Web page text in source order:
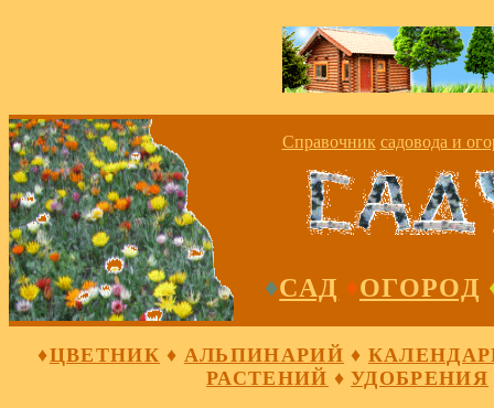
Справочник садовода и
♦САД ♦ОГОРОД
♦ЦВЕТНИК ♦ АЛЬПИНАРИЙ ♦
РАСТЕНИЙ ♦ УДОБРЕНИЯ